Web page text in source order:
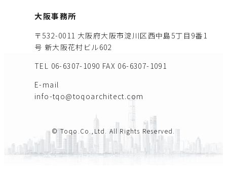
大阪事務所
〒532-0011 大阪府大阪市淀川区西中島5丁目9番1
号 新大阪花村ビル602
TEL 06-6307-1090 FAX 06-6307-1091
E-mail
info-tqo@toqoarchitect.com
© Toqo.Co.,Ltd. All Rights Reserved.